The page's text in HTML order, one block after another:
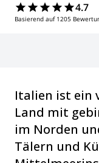
4.7
Basierend auf 1205
Italien ist ein
Land mit
im Norden
Tälern und